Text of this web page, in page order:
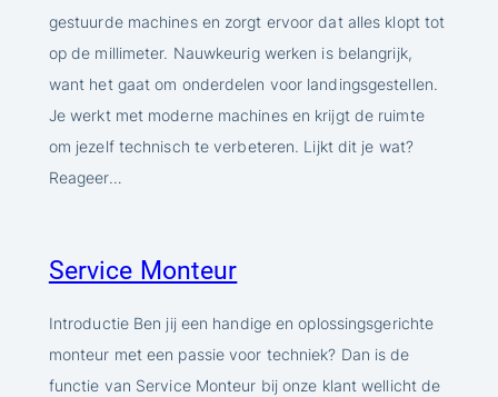
gestuurde machines en zorgt ervoor dat alles klopt tot
op de millimeter. Nauwkeurig werken is belangrijk,
want het gaat om onderdelen voor landingsgestellen.
Je werkt met moderne machines en krijgt de ruimte
om jezelf technisch te verbeteren. Lijkt dit je wat?
Reageer…
Service Monteur
Introductie Ben jij een handige en oplossingsgerichte
monteur met een passie voor techniek? Dan is de
functie van Service Monteur bij onze klant wellicht de